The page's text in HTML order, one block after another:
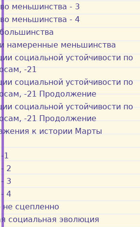
меньшинства - 3
меньшинства - 4
намеренные меньшинства
социальной устойчивости по
-21
социальной устойчивости по
-21 Продолжение
социальной устойчивости по
-21 Продолжение
к истории Марты
1
2
3
4
сцепленно
социальная эволюция